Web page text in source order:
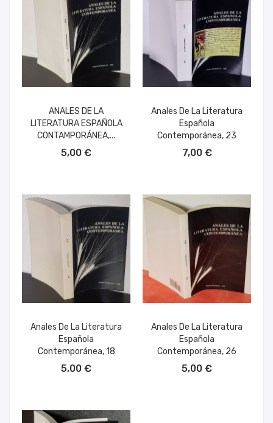
ANALES DE LA
LITERATURA ESPAÑOLA
CONTAMPORÁNEA,...
5,00 €
Anales De La Literatura
Española
Contemporánea, 23
7,00 €
Anales De La Literatura
Española
Contemporánea, 18
5,00 €
Anales De La Literatura
Española
Contemporánea, 26
5,00 €